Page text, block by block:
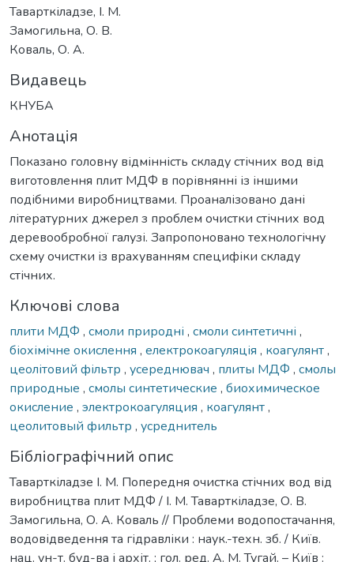
Таварткіладзе, І. М.
Замогильна, О. В.
Коваль, О. А.
Видавець
КНУБА
Анотація
Показано головну відмінність складу стічних вод від
виготовлення плит МДФ в порівнянні із іншими
подібними виробництвами. Проаналізовано дані
літературних джерел з проблем очистки стічних вод
деревообробної галузі. Запропоновано технологічну
схему очистки із врахуванням специфіки складу
стічних.
Ключові слова
плити МДФ , смоли природні , смоли синтетичні ,
біохімічне окислення , електрокоагуляція , коагулянт,
цеолітовий фільтр , усереднювач , плиты МДФ , смолы
природные , смолы синтетические , биохимическое
окисление , электрокоагуляция , коагулянт,
цеолитовый фильтр , усреднитель
Бібліографічний опис
Таварткіладзе І. М. Попередня очистка стічних вод від
виробництва плит МДФ / І. М. Таварткіладзе, О. В.
Замогильна, О. А. Коваль // Проблеми водопостачання,
водовідведення та гідравліки : наук.-техн. зб. / Київ.
нац. ун-т. буд-ва і архіт. ; гол. ред. А. М. Тугай. – Київ :